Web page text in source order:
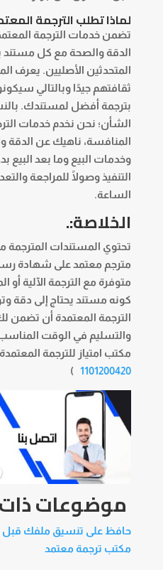
لماذا تطلب الترجمة
تضمن خدمات الترجمة
الدقة والصحة مع كل مستند
المتحدثين الأصليين. يعرف
ثقافتهم جيدًا وبالتالي
بترجمة أفضل لمستندك.
الشأن؛ نحن نخدم خدمات
المنافسة، ناهيك عن الدقة
وخدمات البيع وما بعد البيع
التنفيذ وصولًا للمراجعة
الساعة.
الخلاصة:.
تحتوي المستندات
مترجم معتمد على شهادة
متوفرة مع الترجمة الآلية أو
كونه مستند يحتاج إلى دقة
الترجمة المعتمدة أن تضمن لك
والتسليم في الوقت
مكتب امتياز للترجمة
1101200420
)
موضوعات
حافظ على تنسيق ملفك قبل
مكتب ترجمة معتمد